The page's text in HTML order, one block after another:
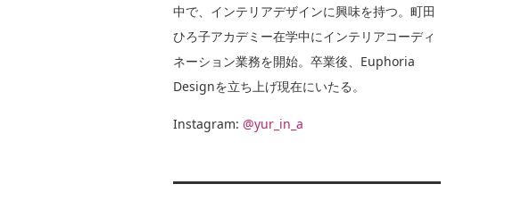
中で、インテリアデザインに興味を持つ。町田
ひろ子アカデミー在学中にインテリアコーディ
ネーション業務を開始。卒業後、Euphoria
Designを立ち上げ現在にいたる。
Instagram: @yur_in_a